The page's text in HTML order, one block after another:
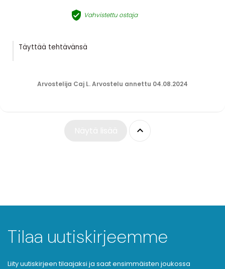
 Vahvistettu ostaja
Täyttää tehtävänsä
Arvostelija Caj L. Arvostelu annettu 04.08.2024

Tilaa uutiskirjeemme
Liity uutiskirjeen tilaajaksi ja saat ensimmäisten joukossa